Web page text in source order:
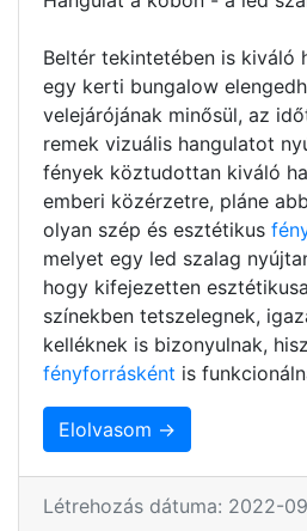
Beltér tekintetében is kiváló
egy kerti bungalow
velejárójának minősül, az
remek vizuális hangulatot
fények köztudottan kiváló
emberi közérzetre, pláne
olyan szép és esztétikus
melyet egy led szalag
hogy kifejezetten
színekben tetszelegnek,
kelléknek is bizonyulnak,
fényforrásként is
Elolvasom →
Létrehozás dátuma: 2022-